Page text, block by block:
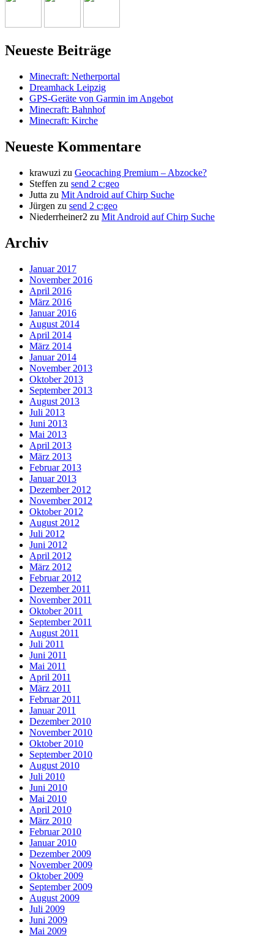
Neueste Beiträge
Minecraft: Netherportal
Dreamhack Leipzig
GPS-Geräte von Garmin im Angebot
Minecraft: Bahnhof
Minecraft: Kirche
Neueste Kommentare
krawuzi zu Geocaching Premium – Abzocke?
Steffen zu send 2 c:geo
Jutta zu Mit Android auf Chirp Suche
Jürgen zu send 2 c:geo
Niederrheiner2 zu Mit Android auf Chirp Suche
Archiv
Januar 2017
November 2016
April 2016
März 2016
Januar 2016
August 2014
April 2014
März 2014
Januar 2014
November 2013
Oktober 2013
September 2013
August 2013
Juli 2013
Juni 2013
Mai 2013
April 2013
März 2013
Februar 2013
Januar 2013
Dezember 2012
November 2012
Oktober 2012
August 2012
Juli 2012
Juni 2012
April 2012
März 2012
Februar 2012
Dezember 2011
November 2011
Oktober 2011
September 2011
August 2011
Juli 2011
Juni 2011
Mai 2011
April 2011
März 2011
Februar 2011
Januar 2011
Dezember 2010
November 2010
Oktober 2010
September 2010
August 2010
Juli 2010
Juni 2010
Mai 2010
April 2010
März 2010
Februar 2010
Januar 2010
Dezember 2009
November 2009
Oktober 2009
September 2009
August 2009
Juli 2009
Juni 2009
Mai 2009